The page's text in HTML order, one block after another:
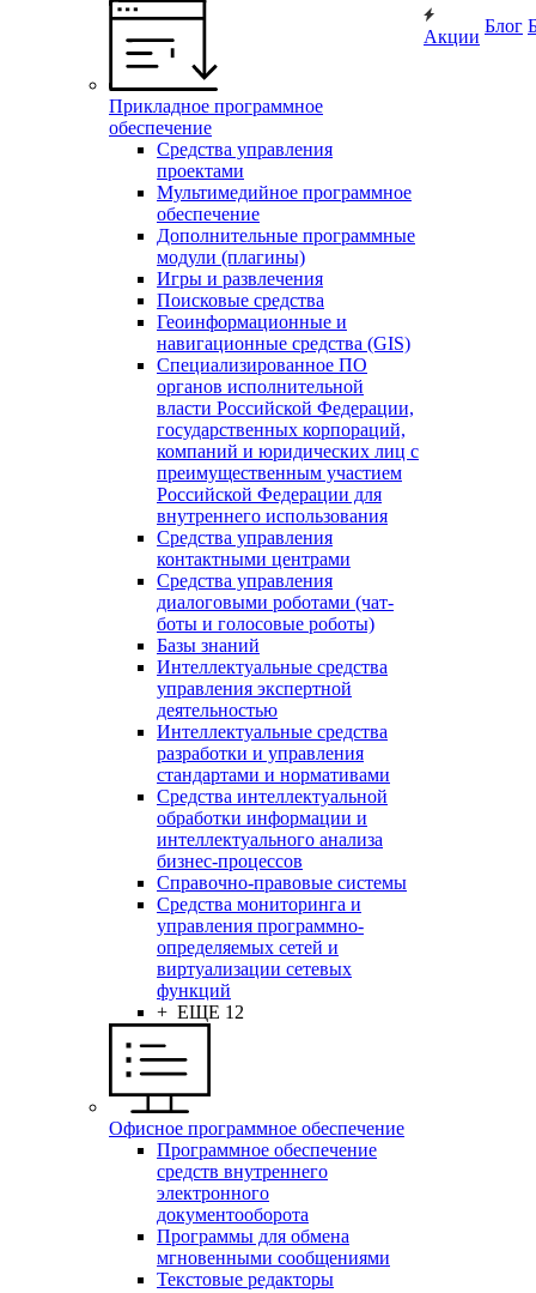
Прикладное программное
обеспечение
Средства управления
проектами
Мультимедийное программное
обеспечение
Дополнительные программные
модули (плагины)
Игры и развлечения
Поисковые средства
Геоинформационные и
навигационные средства (GIS)
Специализированное ПО
органов исполнительной
власти Российской Федерации,
государственных корпораций,
компаний и юридических лиц с
преимущественным участием
Российской Федерации для
внутреннего использования
Средства управления
контактными центрами
Средства управления
диалоговыми роботами (чат-
боты и голосовые роботы)
Базы знаний
Интеллектуальные средства
управления экспертной
деятельностью
Интеллектуальные средства
разработки и управления
стандартами и нормативами
Средства интеллектуальной
обработки информации и
интеллектуального анализа
бизнес-процессов
Справочно-правовые системы
Средства мониторинга и
управления программно-
определяемых сетей и
виртуализации сетевых
функций
+ ЕЩЕ 12
Офисное программное обеспечение
Программное обеспечение
средств внутреннего
электронного
документооборота
Программы для обмена
мгновенными сообщениями
Текстовые редакторы
Акции
Блог